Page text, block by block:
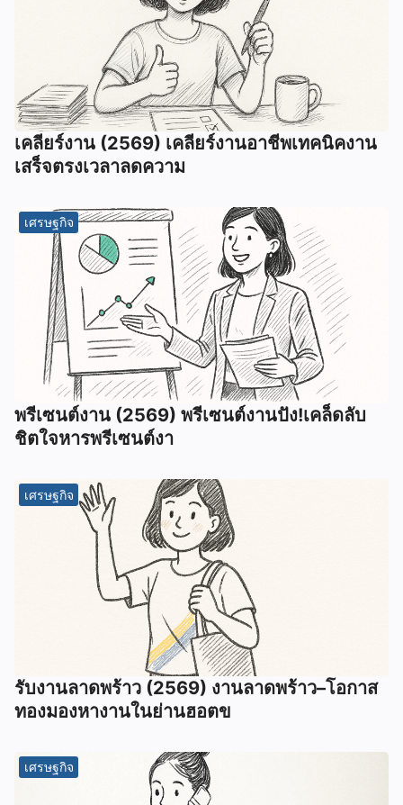
เคลียร์งาน (2569) เคลียร์งานอาชีพเทคนิคงาน
เสร็จตรงเวลาลดความ
เศรษฐกิจ
พรีเซนต์งาน (2569) พรีเซนต์งานปัง!เคล็ดลับ
ชิตใจหารพรีเซนต์งา
เศรษฐกิจ
รับงานลาดพร้าว (2569) งานลาดพร้าว–โอกาส
ทองมองหางานในย่านฮอตข
เศรษฐกิจ